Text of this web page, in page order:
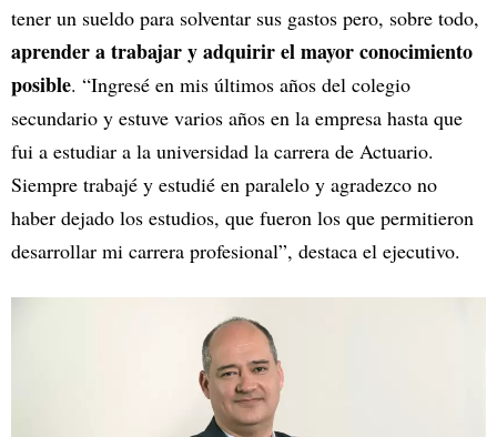
tener un sueldo para solventar sus gastos pero, sobre todo,
aprender a trabajar y adquirir el mayor conocimiento
posible. “Ingresé en mis últimos años del colegio
secundario y estuve varios años en la empresa hasta que
fui a estudiar a la universidad la carrera de Actuario.
Siempre trabajé y estudié en paralelo y agradezco no
haber dejado los estudios, que fueron los que permitieron
desarrollar mi carrera profesional”, destaca el ejecutivo.